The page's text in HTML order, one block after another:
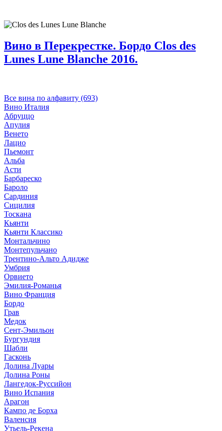
Вино в Перекрестке. Бордо Clos des
Lunes Lune Blanche 2016.
Все вина по алфавиту (693)
Вино Италия
Абруццо
Апулия
Венето
Лацио
Пьемонт
Альба
Асти
Барбареско
Бароло
Сардиния
Сицилия
Тоскана
Кьянти
Кьянти Классико
Монтальчино
Монтепульчано
Трентино-Альто Адидже
Умбрия
Орвието
Эмилия-Романья
Вино Франция
Бордо
Грав
Медок
Сент-Эмильон
Бургундия
Шабли
Гасконь
Долина Луары
Долина Роны
Лангедок-Руссийон
Вино Испания
Арагон
Кампо де Борха
Валенсия
Утьель-Рекена